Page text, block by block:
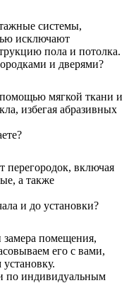
системы,
исключают
пола и потолка.
и дверями?
помощью мягкой ткани и
избегая абразивных
включая
а также
и до установки?
замера помещения,
его с вами,
по индивидуальным